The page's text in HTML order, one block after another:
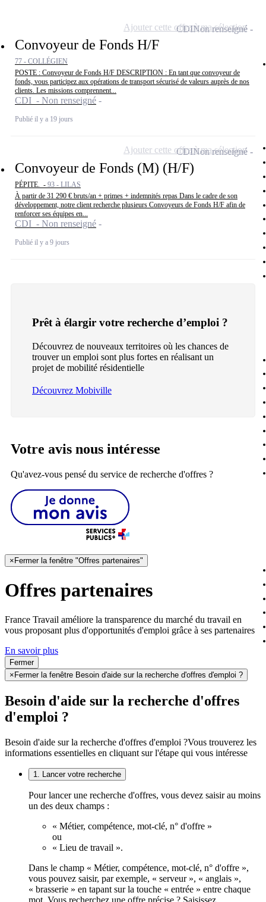
Convoyeur de Fonds H/F
77 - COLLÉGIEN
POSTE : Convoyeur de Fonds H/F DESCRIPTION : En tant que convoyeur de
fonds, vous participez aux opérations de transport sécurisé de valeurs auprès de nos
clients. Les missions comprennent...
CDI - Non renseigné
Publié il y a 19 jours
CDINon renseigné
Ajouter cette offre à ma sélection
Convoyeur de Fonds (M) (H/F)
PÉPITE. - 93 - LILAS
À partir de 31 290 € bruts/an + primes + indemnités repas Dans le cadre de son
développement, notre client recherche plusieurs Convoyeurs de Fonds H/F afin de
renforcer ses équipes en...
CDI - Non renseigné
Publié il y a 9 jours
CDINon renseigné
Ajouter cette offre à ma sélection
Prêt à élargir votre recherche d’emploi ?
Découvrez de nouveaux territoires où les chances de
trouver un emploi sont plus fortes en réalisant un
projet de mobilité résidentielle
Découvrez Mobiville
Votre avis nous intéresse
Qu'avez-vous pensé du service de recherche d'offres ?
× Fermer la fenêtre "Offres partenaires"
Offres partenaires
France Travail améliore la transparence du marché du travail en
vous proposant plus d'opportunités d'emploi grâce à ses partenaires
En savoir plus
Fermer
× Fermer la fenêtre Besoin d'aide sur la recherche d'offres d'emploi ?
Besoin d'aide sur la recherche d'offres
d'emploi ?
Besoin d'aide sur la recherche d'offres d'emploi ?Vous trouverez les
informations essentielles en cliquant sur l'étape qui vous intéresse
1. Lancer votre recherche
Pour lancer une recherche d'offres, vous devez saisir au moins
un des deux champs :
« Métier, compétence, mot-clé, n° d'offre »
ou
« Lieu de travail ».
Dans le champ « Métier, compétence, mot-clé, n° d'offre »,
vous pouvez saisir, par exemple, « serveur », « anglais »,
« brasserie » en tapant sur la touche « entrée » entre chaque
mot. Vous recherchez une offre précise ? Saisissez